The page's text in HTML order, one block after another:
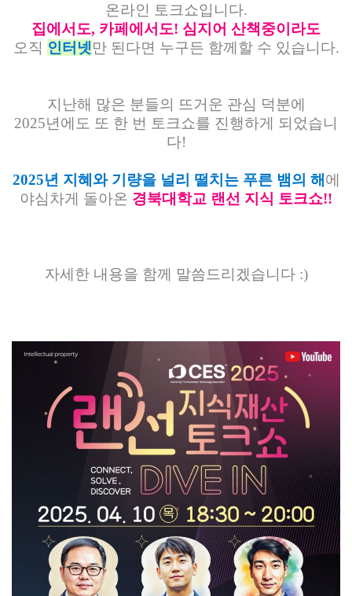
온라인 토크쇼입니다.
집에서도, 카페에서도! 심지어 산책중이라도
오직 인터넷만 된다면 누구든 함께할 수 있습니다.
지난해 많은 분들의 뜨거운 관심 덕분에
2025년에도 또 한 번 토크쇼를 진행하게 되었습니
다!
2025년 지혜와 기량을 널리 떨치는 푸른 뱀의 해 에
야심차게 돌아온 경북대학교 랜선 지식 토크쇼!!
자세한 내용을 함께 말씀드리겠습니다 :)